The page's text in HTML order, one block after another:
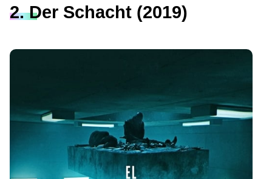
2. Der Schacht (2019)